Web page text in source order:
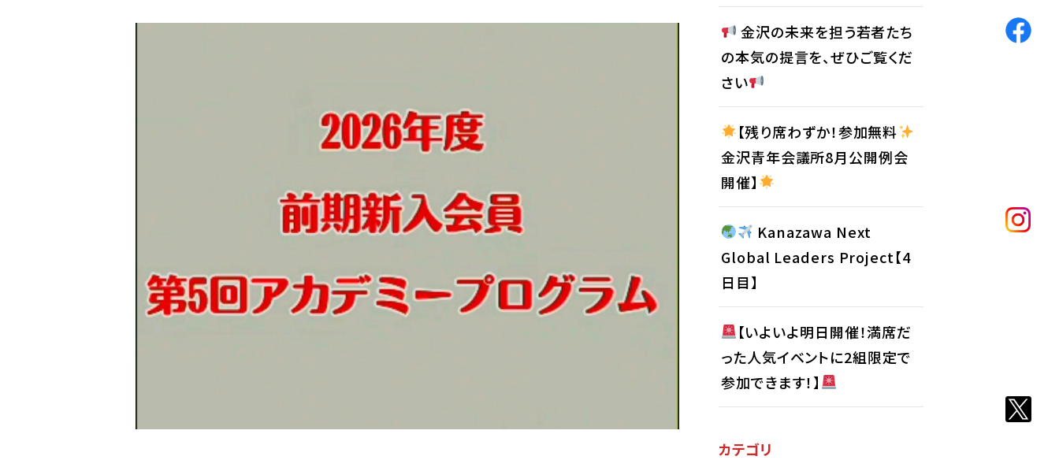
金沢の未来を担う若者たち
の本気の提言を、ぜひご覧くだ
さい
【残り席わずか！参加無料
金沢青年会議所8月公開例会
開催】
Kanazawa Next
Global Leaders Project【4
日目】
【いよいよ明日開催！満席だ
った人気イベントに2組限定で
参加できます！】
カテゴリ